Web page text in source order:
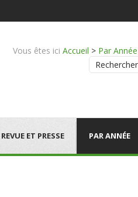
Vous êtes ici Accueil > Par Année
Rechercher
REVUE ET PRESSE PAR ANNÉE